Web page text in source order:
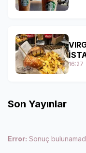
16:27
Son Yayınlar
Error: Sonuç